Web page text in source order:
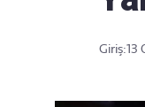
Giriş:13